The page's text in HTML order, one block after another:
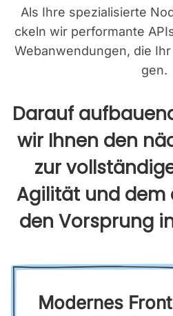
Als Ihre spe­zia­li­sier­te
ckeln wir per­for­man­te
Web­an­wen­dun­gen, die
gen.
Dar­auf
wir Ihnen den
zur
Agi­li­tät und
den Vor­sprung
Moder­nes